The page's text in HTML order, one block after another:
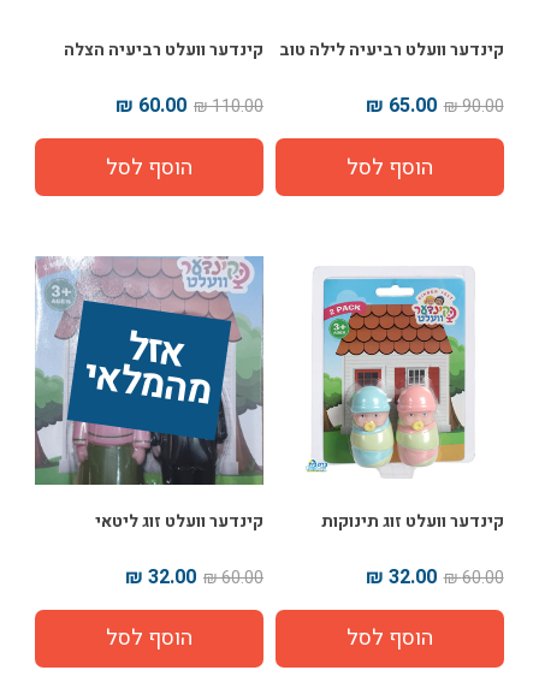
קינדער וועלט רביעיה לילה טוב
90.00 ₪
65.00 ₪
קינדער וועלט רביעיה הצלה
110.00 ₪
60.00 ₪
קינדער וועלט זוג תינוקות
60.00 ₪
32.00 ₪
אז
ל
מ
ה
מ
ל
אי
קינדער וועלט זוג ליטאי
60.00 ₪
32.00 ₪